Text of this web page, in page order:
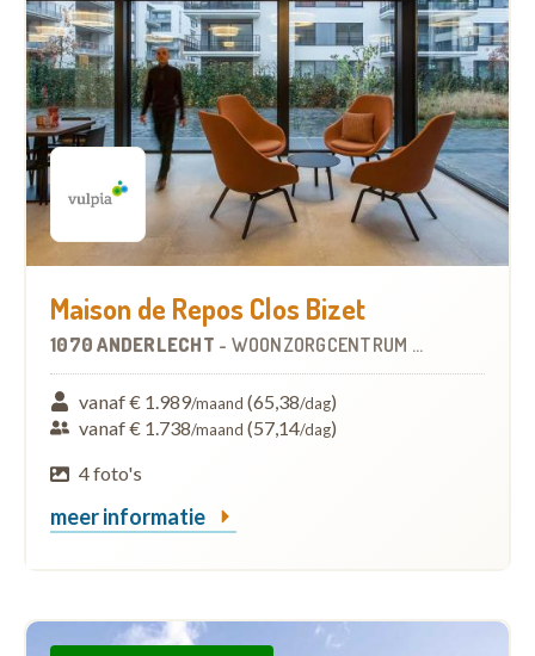
Maison de Repos Clos Bizet
1070 ANDERLECHT - WOONZORGCENTRUM (WZC)
vanaf € 1.989/maand (65,38/dag)
vanaf € 1.738/maand (57,14/dag)
4 foto's
meer informatie